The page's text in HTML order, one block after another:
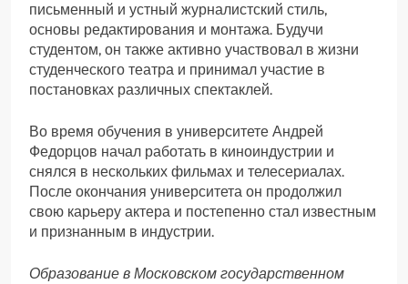
письменный и устный журналистский стиль,
основы редактирования и монтажа. Будучи
студентом, он также активно участвовал в жизни
студенческого театра и принимал участие в
постановках различных спектаклей.
Во время обучения в университете Андрей
Федорцов начал работать в киноиндустрии и
снялся в нескольких фильмах и телесериалах.
После окончания университета он продолжил
свою карьеру актера и постепенно стал известным
и признанным в индустрии.
Образование в Московском государственном